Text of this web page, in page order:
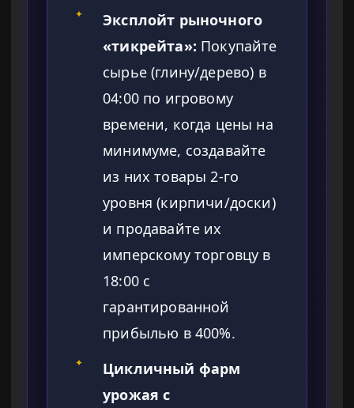
✦
Эксплойт рыночного
«тикрейта»: Покупайте
сырье (глину/дерево) в
04:00 по игровому
времени, когда цены на
минимуме, создавайте
из них товары 2-го
уровня (кирпичи/доски)
и продавайте их
имперскому торговцу в
18:00 с
гарантированной
прибылью в 400%.
✦
Цикличный фарм
урожая с